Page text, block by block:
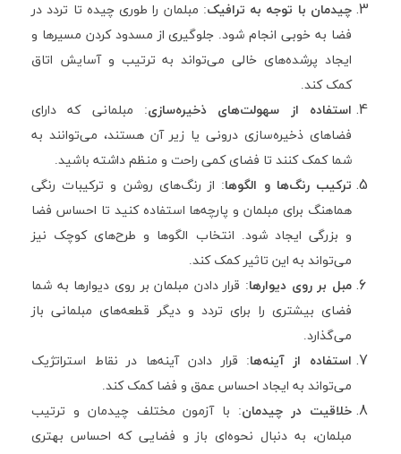
چیدمان با توجه به ترافیک: مبلمان را طوری چیده تا تردد در
فضا به خوبی انجام شود. جلوگیری از مسدود کردن مسیرها و
ایجاد پرشده‌های خالی می‌تواند به ترتیب و آسایش اتاق
کمک کند.
استفاده از سهولت‌های ذخیره‌سازی: مبلمانی که دارای
فضاهای ذخیره‌سازی درونی یا زیر آن هستند، می‌توانند به
شما کمک کنند تا فضای کمی راحت و منظم داشته باشید.
ترکیب رنگ‌ها و الگوها: از رنگ‌های روشن و ترکیبات رنگی
هماهنگ برای مبلمان و پارچه‌ها استفاده کنید تا احساس فضا
و بزرگی ایجاد شود. انتخاب الگوها و طرح‌های کوچک نیز
می‌تواند به این تاثیر کمک کند.
مبل بر روی دیوارها: قرار دادن مبلمان بر روی دیوارها به شما
فضای بیشتری را برای تردد و دیگر قطعه‌های مبلمانی باز
می‌گذارد.
استفاده از آینه‌ها: قرار دادن آینه‌ها در نقاط استراتژیک
می‌تواند به ایجاد احساس عمق و فضا کمک کند.
خلاقیت در چیدمان: با آزمون مختلف چیدمان و ترتیب
مبلمان، به دنبال نحوه‌ای باز و فضایی که احساس بهتری